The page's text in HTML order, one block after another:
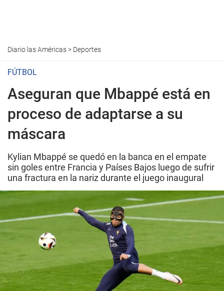
Diario las Américas> Deportes
FÚTBOL
Aseguran que Mbappé está en
proceso de adaptarse a su
máscara
Kylian Mbappé se quedó en la banca en el empate
sin goles entre Francia y Países Bajos luego de sufrir
una fractura en la nariz durante el juego inaugural